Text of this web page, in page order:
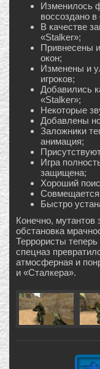
Изменилось
воссоздано
В качестве
«Stalker»;
Привнесены
окон;
Изменены и
игроков;
Добавились
«Stalker»;
Некоторые
Добавлены
Заложники
анимация;
Игра
защищена;
Хороший
Совмещается
Быстро
Конечно, мутантов
обстановка
Террористы
спецназ
атмосферная и
и «Сталкера».